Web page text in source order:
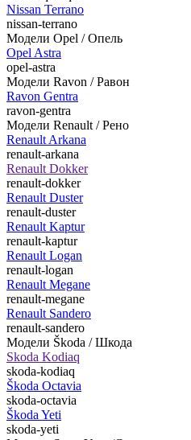
Nissan Terrano
nissan-terrano
Модели Opel / Опель
Opel Astra
opel-astra
Модели Ravon / Равон
Ravon Gentra
ravon-gentra
Модели Renault / Рено
Renault Arkana
renault-arkana
Renault Dokker
renault-dokker
Renault Duster
renault-duster
Renault Kaptur
renault-kaptur
Renault Logan
renault-logan
Renault Megane
renault-megane
Renault Sandero
renault-sandero
Модели Škoda / Шкода
Skoda Kodiaq
skoda-kodiaq
Škoda Octavia
skoda-octavia
Škoda Yeti
skoda-yeti